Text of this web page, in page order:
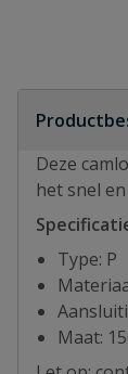
Deze
het snel
Type: P
Maat: